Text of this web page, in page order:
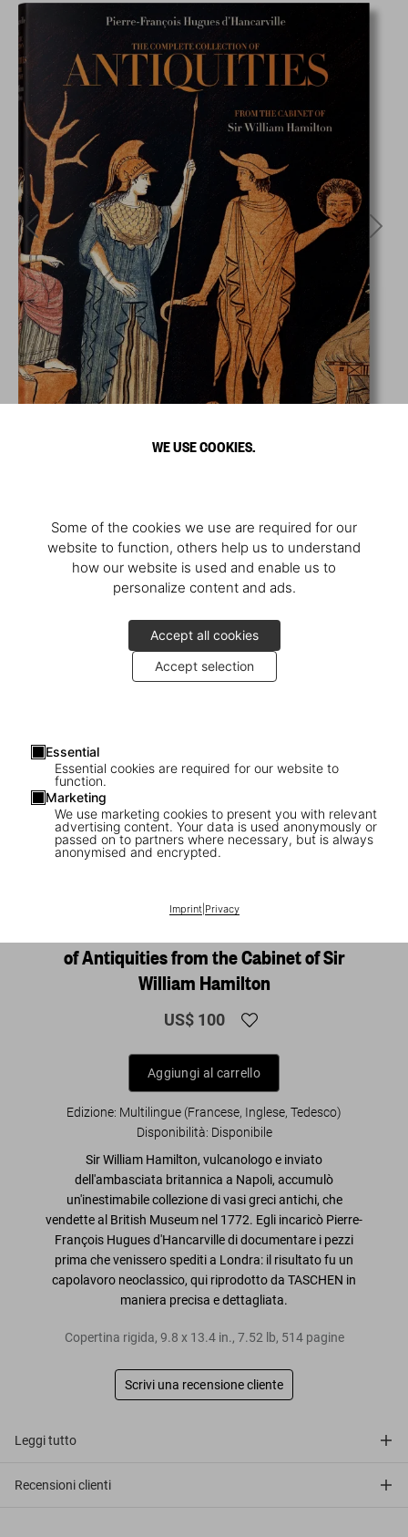
WE USE COOKIES.
Some of the cookies we use are required for our
website to function, others help us to understand
how our website is used and enable us to
personalize content and ads.
Accept all cookies
Accept selection
Essential
Essential cookies are required for our website to
function.
Marketing
We use marketing cookies to present you with relevant
advertising content. Your data is used anonymously or
passed on to partners where necessary, but is always
anonymised and encrypted.
Imprint| Privacy
1/8
XL
of Antiquities from the Cabinet of Sir
William Hamilton
US$ 100
Aggiungi al carrello
Edizione: Multilingue (Francese, Inglese, Tedesco)
Disponibilità: Disponibile
Sir William Hamilton, vulcanologo e inviato
dell'ambasciata britannica a Napoli, accumulò
un'inestimabile collezione di vasi greci antichi, che
vendette al British Museum nel 1772. Egli incaricò Pierre-
François Hugues d'Hancarville di documentare i pezzi
prima che venissero spediti a Londra: il risultato fu un
capolavoro neoclassico, qui riprodotto da TASCHEN in
maniera precisa e dettagliata.
Copertina rigida, 9.8 x 13.4 in., 7.52 lb, 514 pagine
Scrivi una recensione cliente
Leggi tutto
Recensioni clienti